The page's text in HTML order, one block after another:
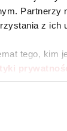
Partnerzy
z ich
tego, kim
wydamy
wydatków